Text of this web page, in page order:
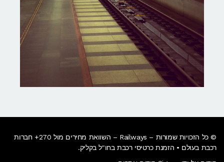
© כל הזכויות שמורות – Railways – השוואת מחירים מול 270+ חברות
רכבת בעולם • הזמנת כרטיסי רכבת בחו"ל בקליק​.